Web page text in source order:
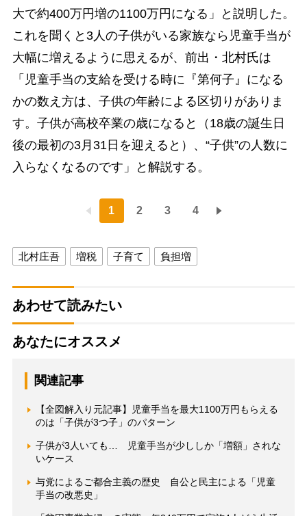
大で約400万円増の1100万円になる」と説明した。
これを聞くと3人の子供がいる家族なら児童手当が
大幅に増えるように思えるが、前出・北村氏は
「児童手当の支給を受ける時に『第何子』になる
かの数え方は、子供の年齢による区切りがありま
す。子供が高校卒業の歳になると（18歳の誕生日
後の最初の3月31日を迎えると）、“子供”の人数に
入らなくなるのです」と解説する。
1 2 3 4
北村庄吾 増税 子育て 負担増
あわせて読みたい
あなたにオススメ
関連記事
【全図解入り元記事】児童手当を最大1100万円もらえる
のは「子供が3つ子」のパターン
子供が3人いても… 児童手当が少ししか「増額」されな
いケース
与党によるご都合主義の歴史 自公と民主による「児童
手当の改悪史」